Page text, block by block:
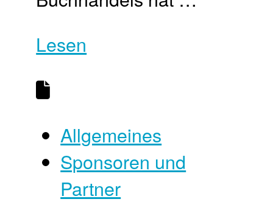
Lesen
Allgemeines
Sponsoren und
Partner